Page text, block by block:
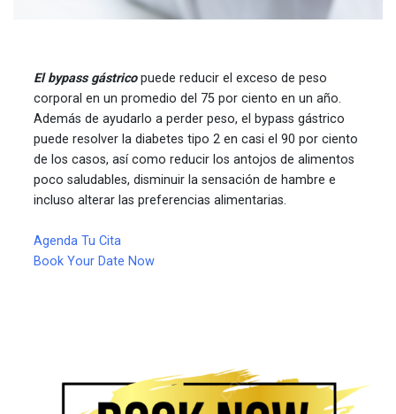
El bypass gástrico puede reducir el exceso de peso
corporal en un promedio del 75 por ciento en un año.
Además de ayudarlo a perder peso, el bypass gástrico
puede resolver la diabetes tipo 2 en casi el 90 por ciento
de los casos, así como reducir los antojos de alimentos
poco saludables, disminuir la sensación de hambre e
incluso alterar las preferencias alimentarias.
Agenda Tu Cita
Book Your Date Now